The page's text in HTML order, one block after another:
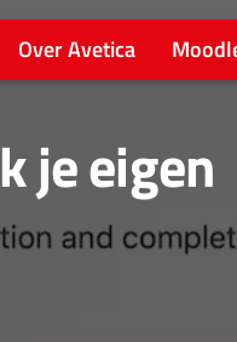
Over Avetica
je eigen